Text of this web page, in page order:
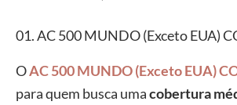
USD
01. AC 500 MUNDO (Exceto EUA)
OAC 500 MUNDO (Exceto EUA)
para quem busca umacobertura